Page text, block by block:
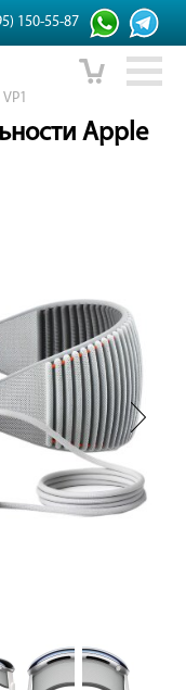
150-55-87
Apple